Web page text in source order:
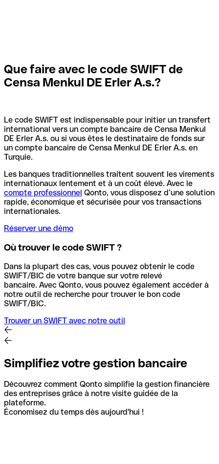
Que faire avec le code SWIFT de
Censa Menkul DE Erler A.s.?
Le code SWIFT est indispensable pour initier un transfert
international vers un compte bancaire de Censa Menkul
DE Erler A.s. ou si vous êtes le destinataire de fonds sur
un compte bancaire de Censa Menkul DE Erler A.s. en
Turquie.
Les banques traditionnelles traitent souvent les virements
internationaux lentement et à un coût élevé. Avec le
compte professionnel Qonto, vous disposez d’une solution
rapide, économique et sécurisée pour vos transactions
internationales.
Réserver une démo
Où trouver le code SWIFT ?
Dans la plupart des cas, vous pouvez obtenir le code
SWIFT/BIC de votre banque sur votre relevé
bancaire. Avec Qonto, vous pouvez également accéder à
notre outil de recherche pour trouver le bon code
SWIFT/BIC.
Trouver un SWIFT avec notre outil
Simplifiez votre gestion bancaire
Découvrez comment Qonto simplifie la gestion financière
des entreprises grâce à notre visite guidée de la
plateforme.
Économisez du temps dès aujourd'hui !